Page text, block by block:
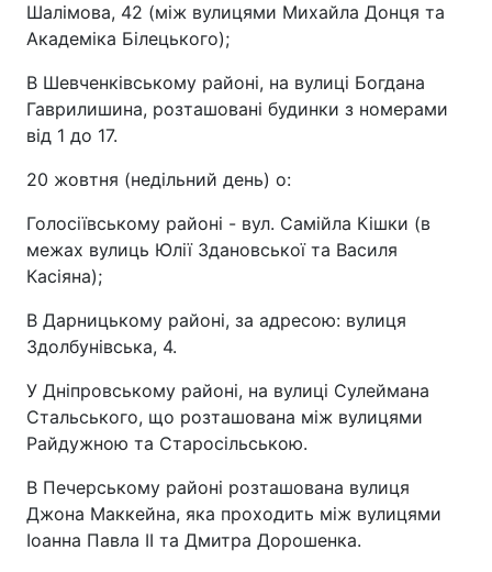
Шалімова, 42 (між вулицями Михайла Донця та
Академіка Білецького);
В Шевченківському районі, на вулиці Богдана
Гаврилишина, розташовані будинки з номерами
від 1 до 17.
20 жовтня (недільний день) о:
Голосіївському районі - вул. Самійла Кішки (в
межах вулиць Юлії Здановської та Василя
Касіяна);
В Дарницькому районі, за адресою: вулиця
Здолбунівська, 4.
У Дніпровському районі, на вулиці Сулеймана
Стальського, що розташована між вулицями
Райдужною та Старосільською.
В Печерському районі розташована вулиця
Джона Маккейна, яка проходить між вулицями
Іоанна Павла II та Дмитра Дорошенка.